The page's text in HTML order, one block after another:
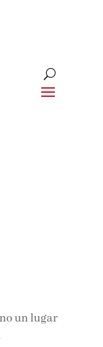
un lugar
de la